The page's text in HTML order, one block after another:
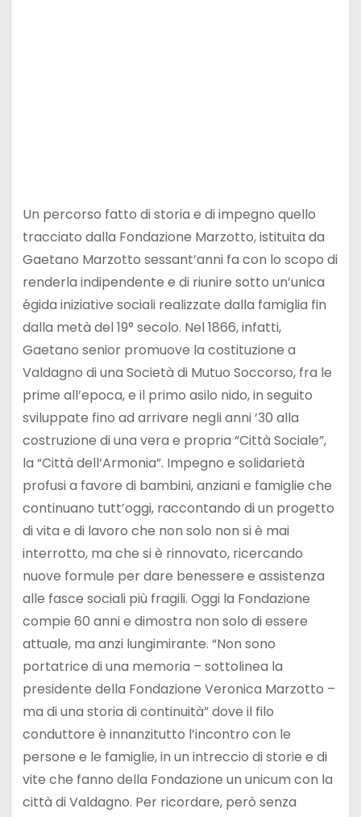
Un percorso fatto di storia e di impegno quello
tracciato dalla Fondazione Marzotto, istituita da
Gaetano Marzotto sessant’anni fa con lo scopo di
renderla indipendente e di riunire sotto un’unica
égida iniziative sociali realizzate dalla famiglia fin
dalla metà del 19° secolo. Nel 1866, infatti,
Gaetano senior promuove la costituzione a
Valdagno di una Società di Mutuo Soccorso, fra le
prime all’epoca, e il primo asilo nido, in seguito
sviluppate fino ad arrivare negli anni ‘30 alla
costruzione di una vera e propria “Città Sociale”,
la “Città dell’Armonia”. Impegno e solidarietà
profusi a favore di bambini, anziani e famiglie che
continuano tutt’oggi, raccontando di un progetto
di vita e di lavoro che non solo non si è mai
interrotto, ma che si è rinnovato, ricercando
nuove formule per dare benessere e assistenza
alle fasce sociali più fragili. Oggi la Fondazione
compie 60 anni e dimostra non solo di essere
attuale, ma anzi lungimirante. “Non sono
portatrice di una memoria – sottolinea la
presidente della Fondazione Veronica Marzotto –
ma di una storia di continuità” dove il filo
conduttore è innanzitutto l’incontro con le
persone e le famiglie, in un intreccio di storie e di
vite che fanno della Fondazione un unicum con la
città di Valdagno. Per ricordare, però senza